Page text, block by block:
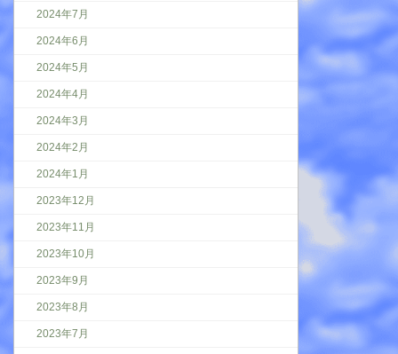
2024年7月
2024年6月
2024年5月
2024年4月
2024年3月
2024年2月
2024年1月
2023年12月
2023年11月
2023年10月
2023年9月
2023年8月
2023年7月